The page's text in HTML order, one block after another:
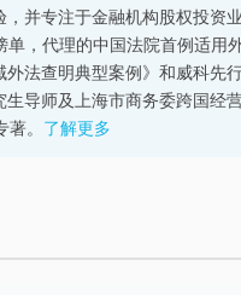
并专注于金融机构股权投资
，代理的中国法院首例适用
法查明典型案例》和威科先
导师及上海市商务委跨国经
。 了解更多